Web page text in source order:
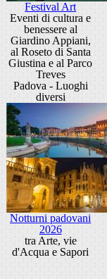
Festival Art
Eventi di cultura e
benessere al
Giardino Appiani,
al Roseto di Santa
Giustina e al Parco
Treves
Padova - Luoghi
diversi
Notturni padovani
2026
tra Arte, vie
d'Acqua e Sapori